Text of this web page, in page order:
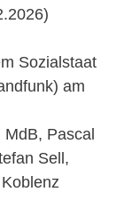
Sozialstaat
am
Pascal
Sell,